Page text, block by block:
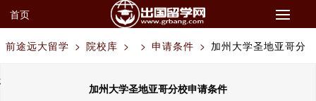
首页
前途远大留学 > 院校库 > > 申请条件 > 加州大学圣地亚哥分
校申请条件
加州大学圣地亚哥分校申请条件